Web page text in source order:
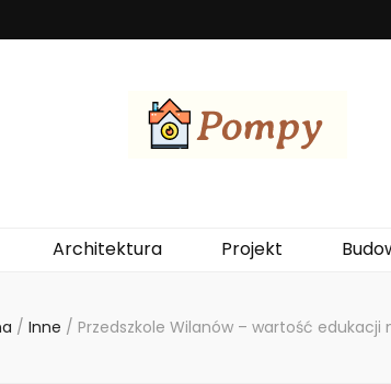
Architektura Projekt
/ Inne / Przedszkole Wilanów – wartość edukacji